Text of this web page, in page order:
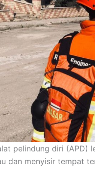
pelindung diri (APD)
dan menyisir tempat